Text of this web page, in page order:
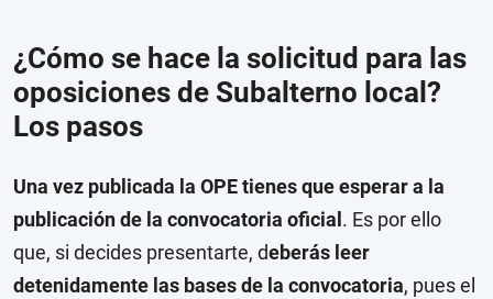
¿Cómo se hace la solicitud para las
oposiciones de Subalterno local?
Los pasos
Una vez publicada la OPE tienes que esperar a la
publicación de la convocatoria oficial . Es por ello
que, si decides presentarte, deberás leer
detenidamente las bases de la convocatoria, pues el